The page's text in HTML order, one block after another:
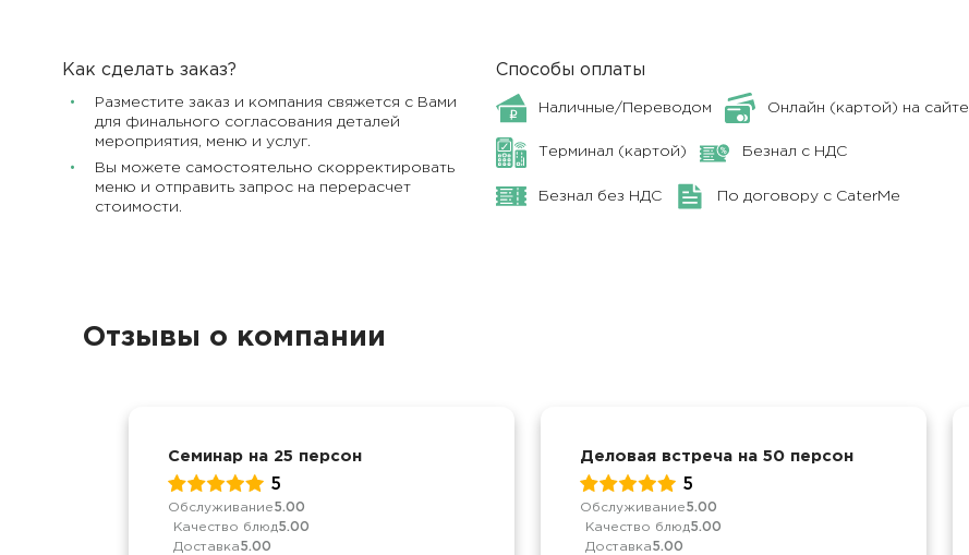
Как сделать заказ?
Разместите заказ и компания свяжется с Вами
для финального согласования деталей
мероприятия, меню и услуг.
Вы можете самостоятельно скорректировать
меню и отправить запрос на перерасчет
стоимости.
Способы оплаты
Наличные/Переводом Онлайн (картой) на сайте
Терминал (картой) Безнал с НДС
Безнал без НДС По договору с CaterMe
Отзывы о компании
Семинар на 25 персон
5
Обслуживание5.00
Качество блюд5.00
Доставка5.00
Деловая встреча на 50 персон
5
Обслуживание5.00
Качество блюд5.00
Доставка5.00